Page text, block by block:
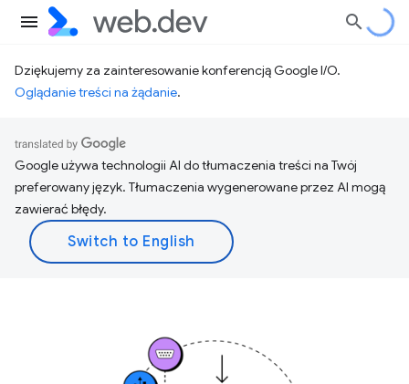
Dziękujemy za zainteresowanie konferencją Google I/O.
Oglądanie treści na żądanie.
Google używa technologii AI do tłumaczenia treści na Twój
preferowany język. Tłumaczenia wygenerowane przez AI mogą
zawierać błędy.